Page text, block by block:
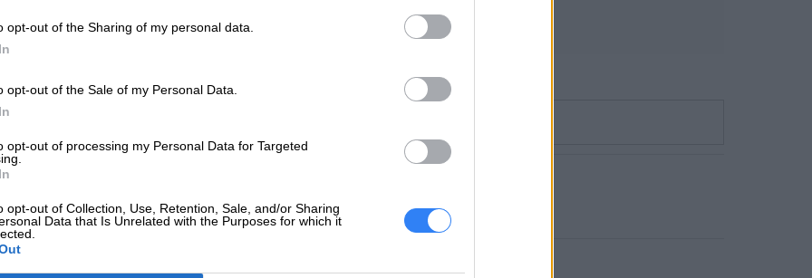
opt-out of the Sharing of my personal data.
opt-out of the Sale of my Personal Data.
opt-out of processing my Personal Data for Targeted
opt-out of Collection, Use, Retention, Sale, and/or Sharing
Data that Is Unrelated with the Purposes for which it
OPIS PRODUKTU
ThinkSystem
- Nazwa serii
ST650 V3